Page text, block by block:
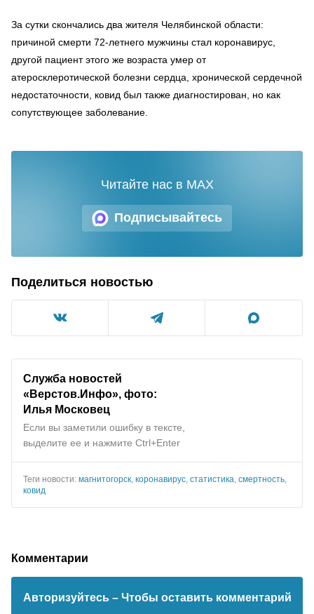
За сутки скончались два жителя Челябинской области:
причиной смерти 72-летнего мужчины стал коронавирус,
другой пациент этого же возраста умер от
атеросклеротической болезни сердца, хронической сердечной
недостаточности, ковид был также диагностирован, но как
сопутствующее заболевание.
Подписывайтесь
Читайте нас в MAX
Поделиться новостью
Служба новостей
«Верстов.Инфо», фото:
Илья Московец
Если вы заметили ошибку в тексте,
выделите ее и нажмите Ctrl+Enter
Теги новости: магнитогорск коронавирус статистика смертность
ковид
Комментарии
Авторизуйтесь – Чтобы оставить комментарий